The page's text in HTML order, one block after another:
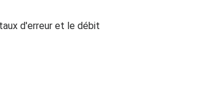
d'erreur et le débit